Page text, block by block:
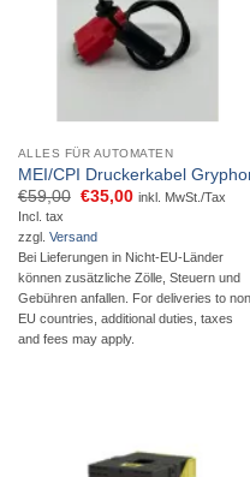
ALLES FÜR AUTOMATEN
MEI/CPI Druckerkabel
€59,00 Ursprünglicher
€59,00
€35,00Aktueller
inkl. MwSt./Tax
Incl. tax
zzgl. Versand
Bei Lieferungen in Nicht-EU-Länder
können zusätzliche Zölle, Steuern und
Gebühren anfallen. For deliveries to
EU countries, additional duties, taxes
and fees may apply.